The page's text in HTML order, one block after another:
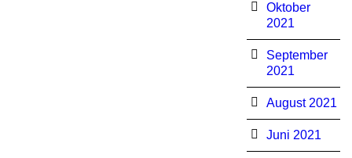
Oktober
2021
September
2021
August 2021
Juni 2021